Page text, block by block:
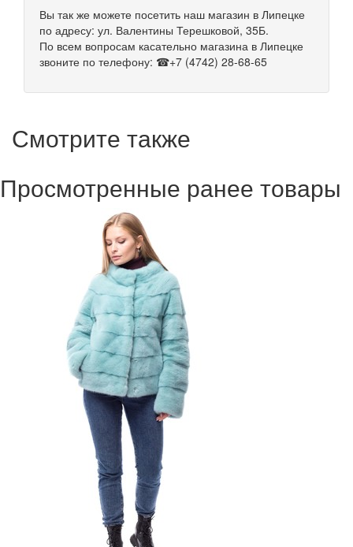
Вы так же можете посетить наш магазин в Липецке
по адресу: ул. Валентины Терешковой, 35Б.
По всем вопросам касательно магазина в Липецке
звоните по телефону: ☎+7 (4742) 28-68-65
Смотрите также
Просмотренные ранее товары